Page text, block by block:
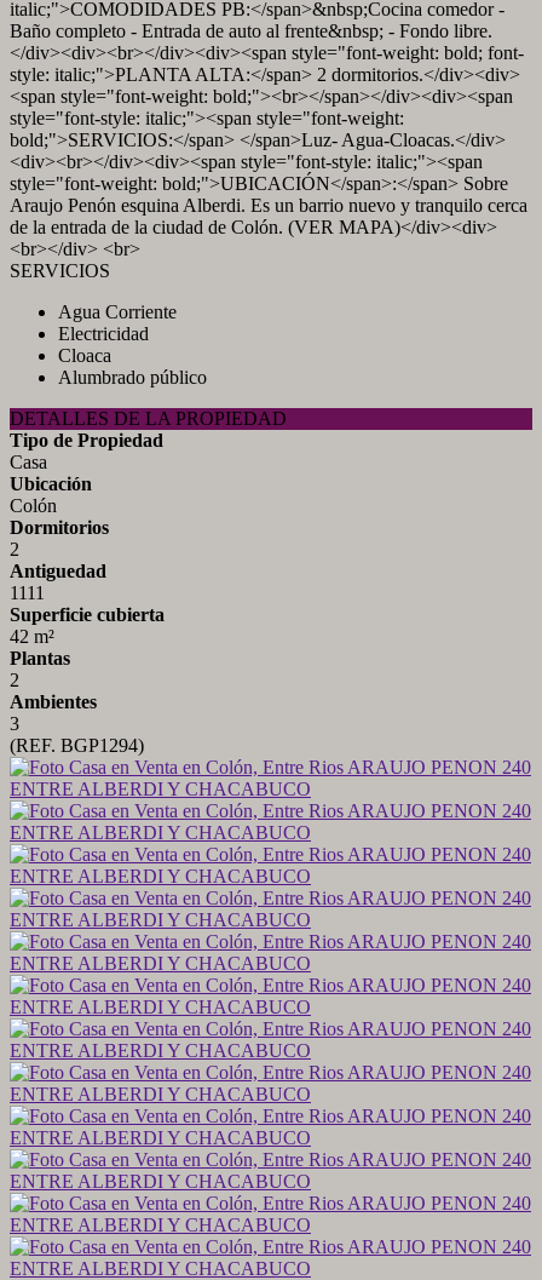
italic;">COMODIDADES PB:</span>&nbsp;Cocina comedor -
Baño completo - Entrada de auto al frente&nbsp; - Fondo libre.
</div><div><br></div><div><span style="font-weight: bold; font-
style: italic;">PLANTA ALTA:</span> 2 dormitorios.</div><div>
<span style="font-weight: bold;"><br></span></div><div><span
style="font-style: italic;"><span style="font-weight:
bold;">SERVICIOS:</span> </span>Luz- Agua-Cloacas.</div>
<div><br></div><div><span style="font-style: italic;"><span
style="font-weight: bold;">UBICACIÓN</span>:</span> Sobre
Araujo Penón esquina Alberdi. Es un barrio nuevo y tranquilo cerca
de la entrada de la ciudad de Colón. (VER MAPA)</div><div>
<br></div> <br>
SERVICIOS
Agua Corriente
Electricidad
Cloaca
Alumbrado público
DETALLES DE LA PROPIEDAD
Tipo de Propiedad
Casa
Ubicación
Colón
Dormitorios
2
Antiguedad
1111
Superficie cubierta
42 m²
Plantas
2
Ambientes
3
(REF. BGP1294)